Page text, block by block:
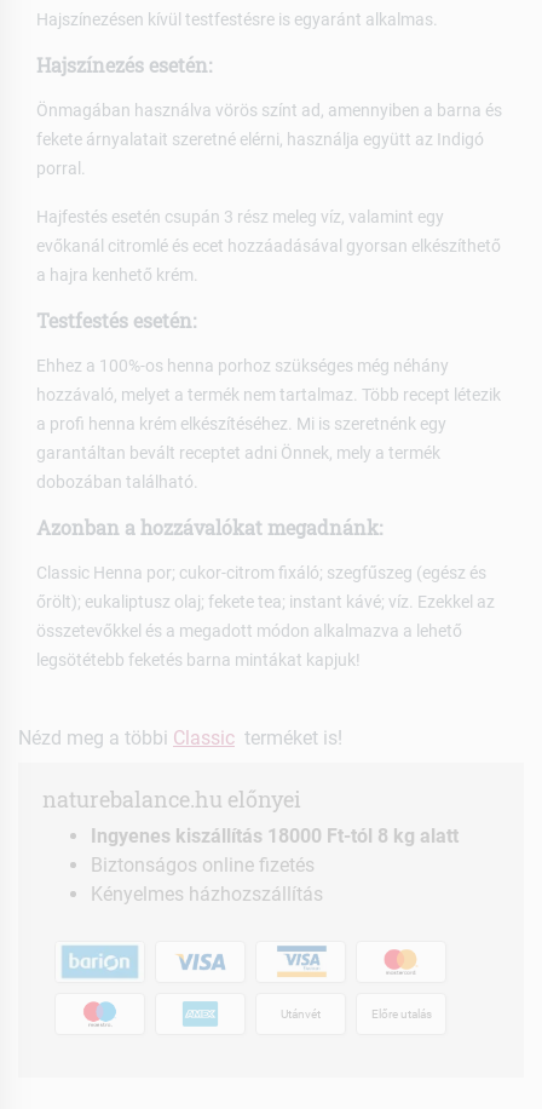
Hajszínezésen kívül testfestésre is egyaránt alkalmas.
Hajszínezés esetén:
Önmagában használva vörös színt ad, amennyiben a barna és
fekete árnyalatait szeretné elérni, használja együtt az Indigó
porral.
Hajfestés esetén csupán 3 rész meleg víz, valamint egy
evőkanál citromlé és ecet hozzáadásával gyorsan elkészíthető
a hajra kenhető krém.
Testfestés esetén:
Ehhez a 100%-os henna porhoz szükséges még néhány
hozzávaló, melyet a termék nem tartalmaz. Több recept létezik
a profi henna krém elkészítéséhez. Mi is szeretnénk egy
garantáltan bevált receptet adni Önnek, mely a termék
dobozában található.
Azonban a hozzávalókat megadnánk:
Classic Henna por; cukor-citrom fixáló; szegfűszeg (egész és
őrölt); eukaliptusz olaj; fekete tea; instant kávé; víz. Ezekkel az
összetevőkkel és a megadott módon alkalmazva a lehető
legsötétebb feketés barna mintákat kapjuk!
Nézd meg a többi Classic terméket is!
naturebalance.hu előnyei
Ingyenes kiszállítás 18000 Ft-tól 8 kg alatt
Biztonságos online fizetés
Kényelmes házhozszállítás
Utánvét Előre utalás